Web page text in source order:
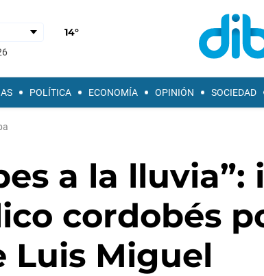
14°
POLÍTICA ECONOMÍA OPINIÓN SOCIEDAD
a la
cordobés
Luis Miguel